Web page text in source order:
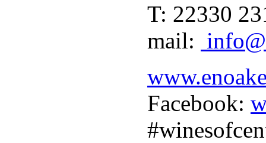
Τ: 22330
mail:
Facebook: